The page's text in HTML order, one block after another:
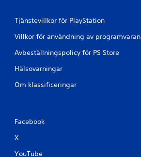
Tjänstevillkor för PlayStation
Villkor för användning av programvaran
Avbeställningspolicy för PS Store
Hälsovarningar
Om klassificeringar
Facebook
X
YouTube